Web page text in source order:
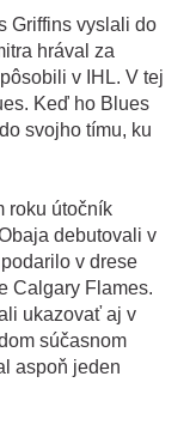
Griffins vyslali do
hrával za
v IHL. V tej
Keď ho Blues
svojho tímu, ku
roku útočník
debutovali v
v drese
Calgary Flames.
ukazovať aj v
súčasnom
aspoň jeden